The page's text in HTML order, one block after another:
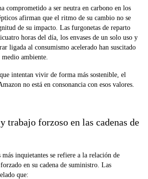
comprometido a ser neutra en carbono en los
afirman que el ritmo de su cambio no se
de su impacto. Las furgonetas de reparto
horas del día, los envases de un solo uso y
ligada al consumismo acelerado han suscitado
ambiente.
intentan vivir de forma más sostenible, el
no está en consonancia con esos valores.
trabajo forzoso en las cadenas de
más inquietantes se refiere a la relación de
en su cadena de suministro. Las
que: